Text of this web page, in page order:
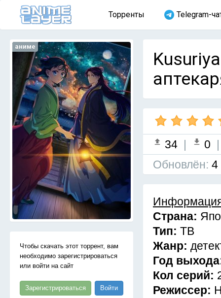
Торренты Telegram-
аниме
Чтобы скачать этот торрент, вам
необходимо зарегистрироваться
или войти на сайт
Зарегистрироваться Войти
34 | 0
Обновлён: 4
Страна:
Тип: ТВ
Жанр:
Год
Кол серий:
Режиссер: